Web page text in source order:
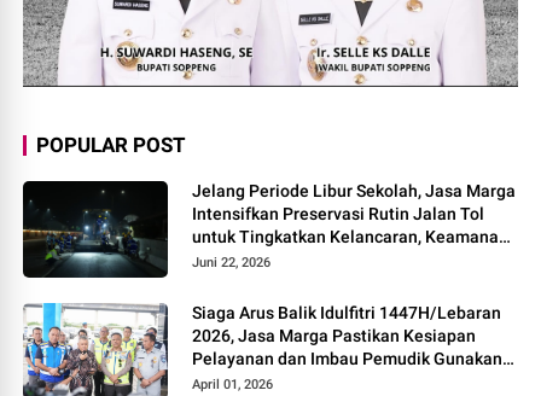
POPULAR POST
Jelang Periode Libur Sekolah, Jasa Marga
Intensifkan Preservasi Rutin Jalan Tol
untuk Tingkatkan Kelancaran, Keamanan
dan Kenyamanan Perjalanan
Juni 22, 2026
Siaga Arus Balik Idulfitri 1447H/Lebaran
2026, Jasa Marga Pastikan Kesiapan
Pelayanan dan Imbau Pemudik Gunakan
Rest Area Alternatif
April 01, 2026